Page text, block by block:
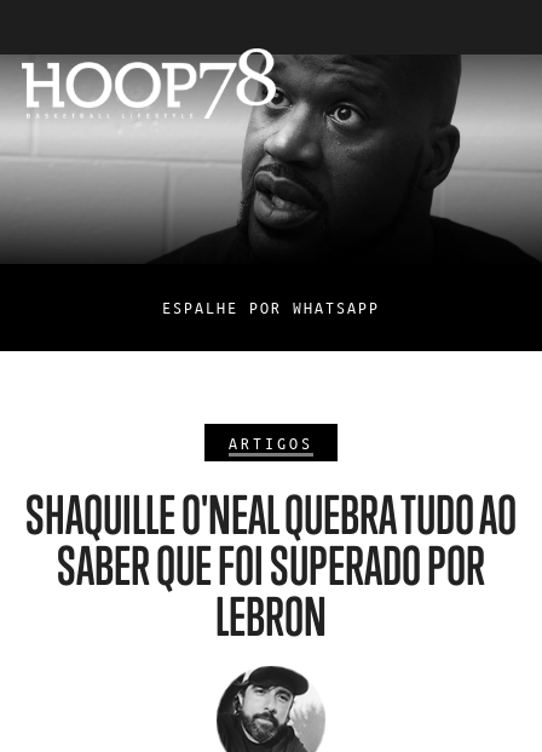
ESPALHE POR WHATSAPP
ARTIGOS
SHAQUILLE O'NEAL QUEBRA TUDO AO
SABER QUE FOI SUPERADO POR
LEBRON